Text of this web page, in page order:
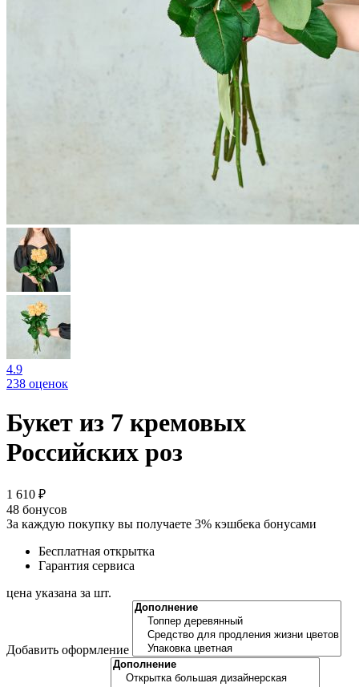
4.9
238 оценок
Букет из 7 кремовых
Российских роз
1 610 ₽
48 бонусов
За каждую покупку вы получаете 3% кэшбека бонусами
Бесплатная открытка
Гарантия сервиса
цена указана за шт.
Добавить оформление